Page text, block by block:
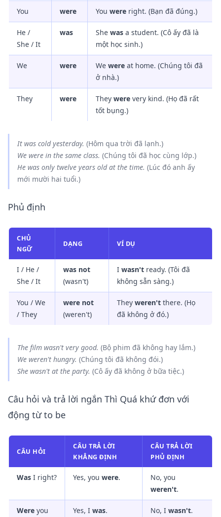
You were You were right. (Bạn đã đúng.)
He /
She / It
was She was a student. (Cô ấy đã là
một học sinh.)
We were We were at home. (Chúng tôi đã
ở nhà.)
They were They were very kind. (Họ đã rất
tốt bụng.)
It was cold yesterday. (Hôm qua trời đã lạnh.)
We were in the same class. (Chúng tôi đã học cùng lớp.)
He was only twelve years old at the time. (Lúc đó anh ấy
mới mười hai tuổi.)
Phủ định
CHỦ
NGỮ
DẠNG VÍ DỤ
I / He /
She / It
was not
(wasn't)
I wasn't ready. (Tôi đã
không sẵn sàng.)
You / We
/ They
were not
(weren't)
They weren't there. (Họ
đã không ở đó.)
The film wasn't very good. (Bộ phim đã không hay lắm.)
We weren't hungry. (Chúng tôi đã không đói.)
She wasn't at the party. (Cô ấy đã không ở bữa tiệc.)
Câu hỏi và trả lời ngắn Thì Quá khứ đơn với
động từ to be
CÂU HỎI
CÂU TRẢ LỜI
KHẲNG ĐỊNH
CÂU TRẢ LỜI
PHỦ ĐỊNH
Was I right? Yes, you were.
No, you
weren't.
Were you
Yes, I was. No, I wasn't.